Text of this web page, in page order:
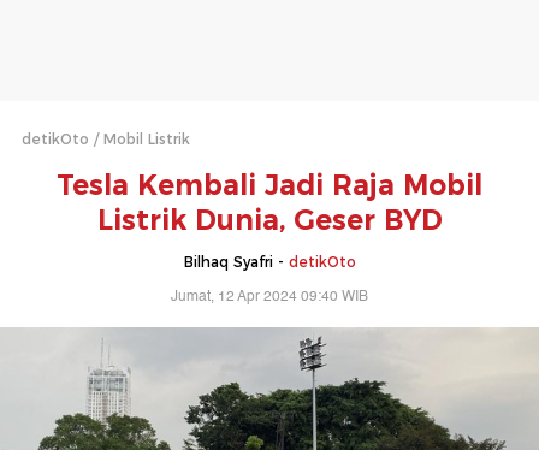
detikOto Mobil Listrik
Tesla Kembali Jadi Raja Mobil
Listrik Dunia, Geser BYD
Bilhaq Syafri - detikOto
Jumat, 12 Apr 2024 09:40 WIB